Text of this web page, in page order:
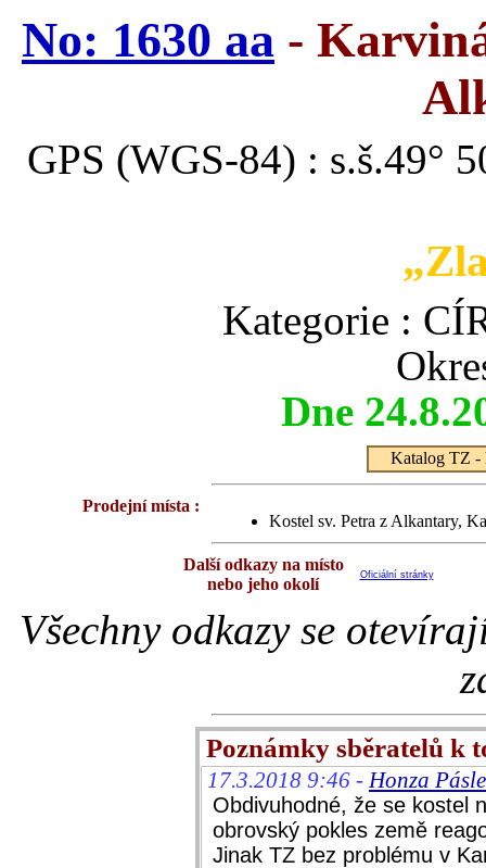
No: 1630 aa -
GPS (WGS-84) : s.š.49°
Kategorie :
Dne
Katalog TZ -
Prodejní místa :
Kostel sv. Petra z Alkantary,
Další odkazy na místo
nebo jeho okolí
Oficiální stránky
Všechny odkazy se
Poznámky sběratelů k
17.3.2018 9:46 - Honza
Obdivuhodné, že se kostel
obrovský pokles země
Jinak TZ bez problému v